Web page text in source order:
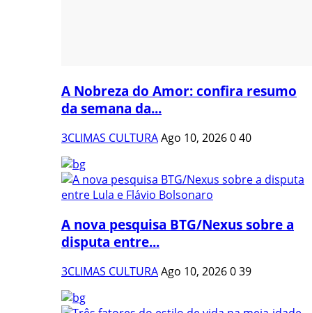
A Nobreza do Amor: confira resumo
da semana da...
3CLIMAS CULTURAAgo 10, 2026040
A nova pesquisa BTG/Nexus sobre a
disputa entre...
3CLIMAS CULTURAAgo 10, 2026039